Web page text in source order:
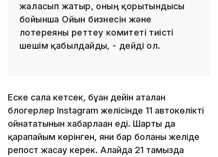
жалғасып жатыр, оның қорытындысы
бойынша Ойын бизнесін және
лотереяны реттеу комитеті тиісті
шешім қабылдайды, - дейді ол.
Еске сала кетсек, бұған дейін аталған
блогерлер Instagram желісінде 11 автокөлікті
ойнататынын хабарлаған еді. Шарты да
қарапайым көрінген, яғни бар болғаны желіде
репост жасау керек. Алайда 21 тамызда